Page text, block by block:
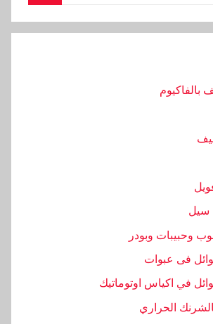
سيل
وحبيبات وبودر
فى عبوات
في اكياس اوتوماتيك
الحراري